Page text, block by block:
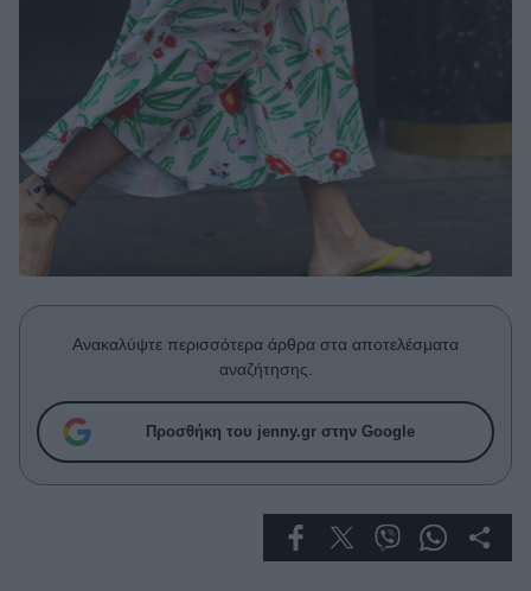
Σχέσεις & Σεξ
Woman Power
Parenting
Working Girl
Real Women
Πρόσωπα
Celebrities
True Stories
Ask the Guru
Success Stories
Ανακαλύψτε περισσότερα άρθρα στα αποτελέσματα
αναζήτησης.
Προσθήκη του jenny.gr στην Google